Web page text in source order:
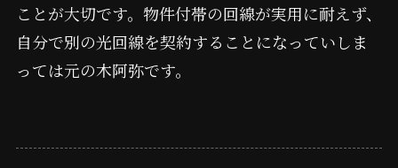
ことが大切です。物件付帯の回線が実用に耐えず、
自分で別の光回線を契約することになっていしま
っては元の木阿弥です。